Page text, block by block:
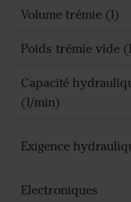
Volume trémie (l)
Poids trémie vide
Capacité
(l/min)
Exigence
Electroniques